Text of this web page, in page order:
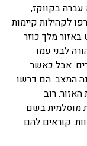
בקווקז,
לקהילות קיימות
מלך כוזר
לבני עמו
אבל כאשר
במאה ה16 השתנה המצב. הם דרשו
רוב
בשם
קוראים להם